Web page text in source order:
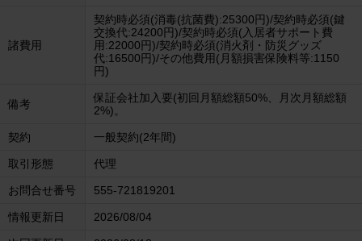
諸費用
契約時必須(消毒(抗菌費):25300円)/契約時必須(鍵
交換代:24200円)/契約時必須(入居者サポート費
用:22000円)/契約時必須(消火剤・防災グッズ
代:16500円)/その他費用(月額損害保険料等:1150
円)
備考
保証会社加入要(初回月額総額50%、月次月額総額
2%)。
契約 一般契約(2年間)
取引形態 代理
お問合せ番号 555-721819201
情報更新日 2026/08/04